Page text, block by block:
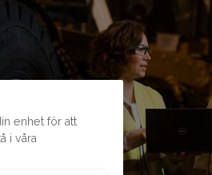
enhet för att
i våra